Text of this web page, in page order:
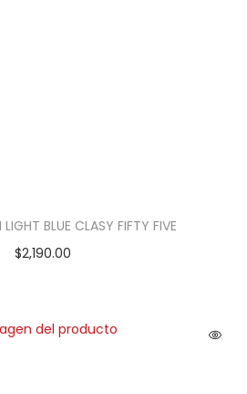
BLUE CLASY FIFTY FIVE
$2,190.00